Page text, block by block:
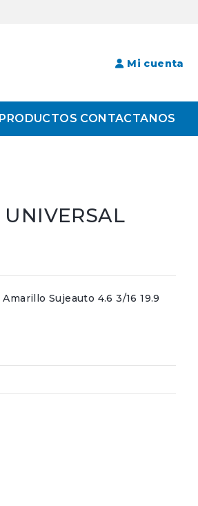
Mi cuenta
PRODUCTOS CONTACTANOS
Sujeauto 4.6 3/16 19.9